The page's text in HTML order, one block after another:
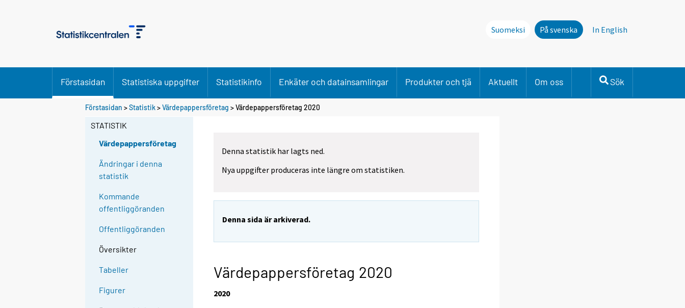
Suomeksi På svenska In English
Förstasidan Statistiska uppgifter Statistikinfo Enkäter och datainsamlingar Produkter och tjä Aktuellt Om oss Sök
Förstasidan >Statistik>Värdepappersföretag > Värdepappersföretag 2020
STATISTIK
Värdepappersföretag
Ändringar i denna
statistik
Kommande
offentliggöranden
Offentliggöranden
Översikter
Tabeller
Figurer
Denna statistik har lagts ned.
Nya uppgifter produceras inte längre om statistiken.
Denna sida är arkiverad.
Värdepappersföretag 2020
2020